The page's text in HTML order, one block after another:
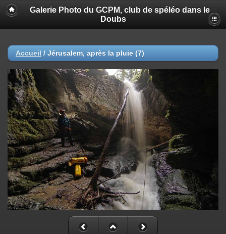
Galerie Photo du GCPM, club de spéléo dans le
Doubs
Accueil / Jérusalem, après la pluie (7)